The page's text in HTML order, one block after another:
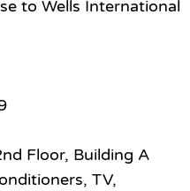
to Wells International
Floor, Building A
TV,